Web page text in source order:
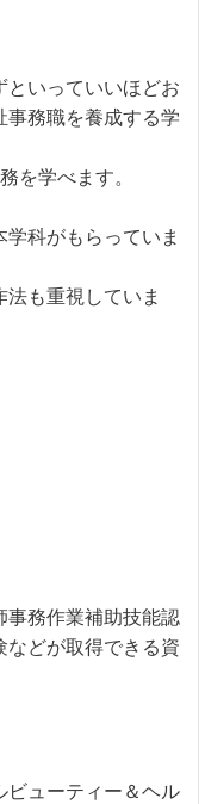
といっていいほどお
事務職を養成する学
を学べます。
科がもらっていま
も重視していま
事務作業補助技能認
などが取得できる資
ビューティー＆ヘル